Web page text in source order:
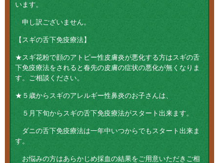
います。
申し訳ございません。
【スギの舌下免疫療法】
★スギ花粉で顔のアトピー性皮膚炎が悪化する方はスギの舌
下免疫療法をされると春先の皮膚の症状の悪化が無くなりま
す。ご相談ください。
★５歳からスギのアレルギー性鼻炎のお子さんは、
５月下旬からスギの舌下免疫療法がスタート出来ます。
ダニの舌下免疫療法は一年中いつからでもスタート出来ま
す。
お悩みの方はあらかじめ採血の結果をご用意いただきご相